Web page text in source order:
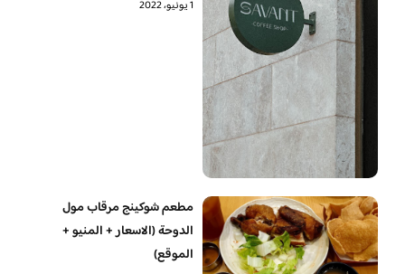
1 يونيو، 2022
مطعم شوكينج مرقاب مول
الدوحة (الاسعار + المنيو +
الموقع)